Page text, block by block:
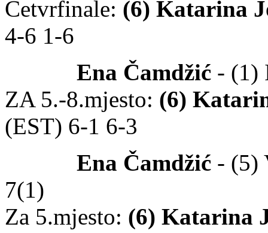
Četvrfinale: (6) Katarina
4-6 1-6
Ena Čamdžić - (1)
ZA 5.-8.mjesto: (6)
(EST) 6-1 6-3
Ena Čamdžić - (5)
7(1)
Za 5.mjesto: (6) Katarina